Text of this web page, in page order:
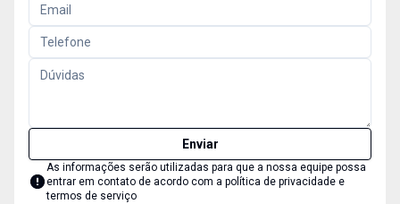
Enviar
As informações serão utilizadas para que a nossa equipe possa
entrar em contato de acordo com a política de privacidade e
termos de serviço